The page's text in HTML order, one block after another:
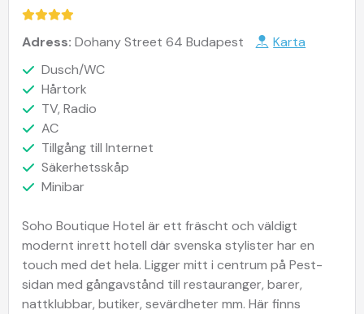
Adress: Dohany Street 64 Budapest
Karta
Dusch/WC
Hårtork
TV, Radio
AC
Tillgång till Internet
Säkerhetsskåp
Minibar
Soho Boutique Hotel är ett fräscht och väldigt
modernt inrett hotell där svenska stylister har en
touch med det hela. Ligger mitt i centrum på Pest-
sidan med gångavstånd till restauranger, barer,
nattklubbar, butiker, sevärdheter mm. Här finns